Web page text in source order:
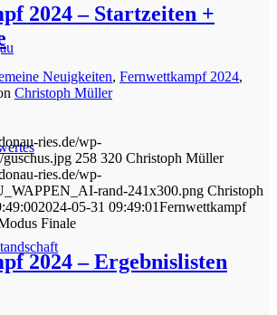
2024 – Startzeiten +
Neuigkeiten, Fernwettkampf 2024,
Christoph Müller
ries.de/wp-
258 320 Christoph Müller
ries.de/wp-
rand-241x300.png Christoph
2024-05-31 09:49:01Fernwettkampf
Finale
2024 – Ergebnislisten